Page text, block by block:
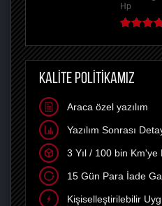
Hp
KALİTE POLİTİKAMIZ
Araca özel yazılım
Yazılım Sonrası
3 Yıl / 100 bin
15 Gün Para İade
Kişiselleştirilebilir